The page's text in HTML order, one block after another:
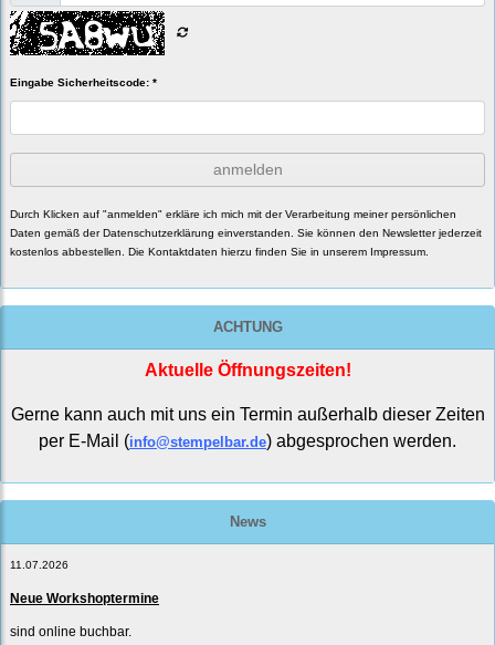
Eingabe Sicherheitscode: *
anmelden
Durch Klicken auf "anmelden" erkläre ich mich mit der Verarbeitung meiner persönlichen
Daten gemäß der Datenschutzerklärung einverstanden. Sie können den Newsletter jederzeit
kostenlos abbestellen. Die Kontaktdaten hierzu finden Sie in unserem Impressum.
ACHTUNG
Aktuelle Öffnungszeiten!
Gerne kann auch mit uns ein Termin außerhalb dieser Zeiten
per E-Mail (info@stempelbar.de) abgesprochen werden.
News
11.07.2026
Neue Workshoptermine
sind online buchbar.